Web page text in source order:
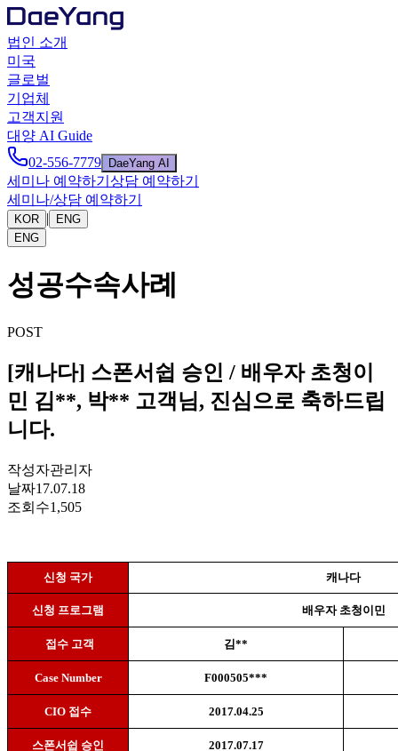
법인 소개
미국
글로벌
기업체
고객지원
대양 AI Guide
02-556-7779
DaeYang AI
세미나 예약하기 상담 예약하기
세미나/상담 예약하기
KOR |
ENG
ENG
성공수속사례
POST
[캐나다] 스폰서쉽 승인 / 배우자 초청이
민 김**, 박** 고객님, 진심으로 축하드립
니다.
작성자관리자
날짜17.07.18
조회수1,505
신청 국가 캐나다
신청 프로그램 배우자 초청이민
접수 고객 김**
Case Number F000505***
CIO 접수 2017.04.25
스폰서쉽 승인 2017.07.17